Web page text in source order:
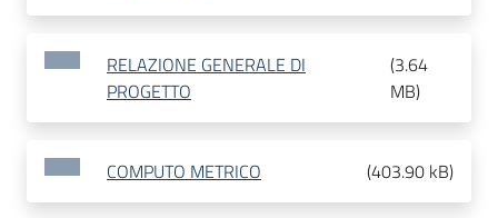
RELAZIONE GENERALE DI
PROGETTO
(3.64
MB)
COMPUTO METRICO (403.90 kB)